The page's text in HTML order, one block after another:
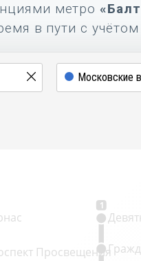
метро
в пути с
1
Просвещения